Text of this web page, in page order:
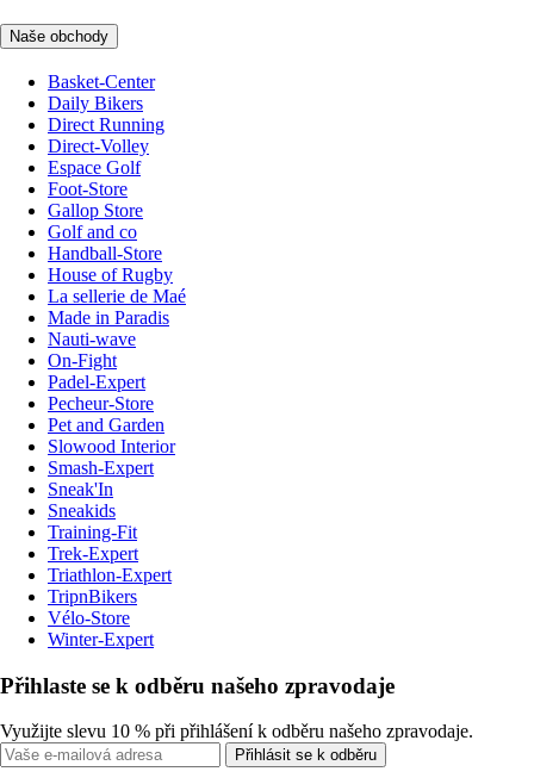
Naše obchody
Basket-Center
Daily Bikers
Direct Running
Direct-Volley
Espace Golf
Foot-Store
Gallop Store
Golf and co
Handball-Store
House of Rugby
La sellerie de Maé
Made in Paradis
Nauti-wave
On-Fight
Padel-Expert
Pecheur-Store
Pet and Garden
Slowood Interior
Smash-Expert
Sneak'In
Sneakids
Training-Fit
Trek-Expert
Triathlon-Expert
TripnBikers
Vélo-Store
Winter-Expert
Přihlaste se k odběru našeho zpravodaje
Využijte slevu 10 % při přihlášení k odběru našeho zpravodaje.
Přihlásit se k odběru